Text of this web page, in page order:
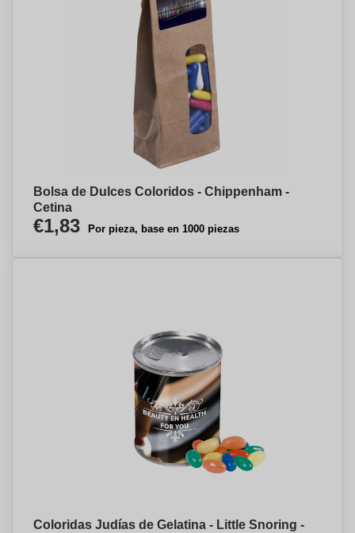
Bolsa de Dulces Coloridos - Chippenham -
Cetina
€1,83 Por pieza, base en 1000 piezas
Coloridas Judías de Gelatina - Little Snoring -